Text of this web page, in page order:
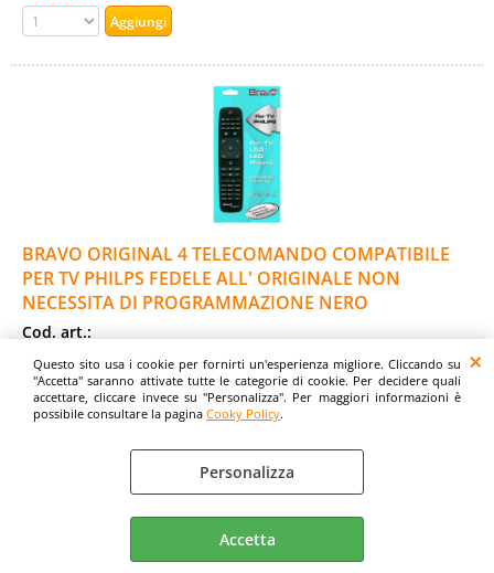
Questo sito usa i cookie per fornirti un'esperienza migliore. Cliccando su
"Accetta" saranno attivate tutte le categorie di cookie. Per decidere quali
accettare, cliccare invece su "Personalizza". Per maggiori informazioni è
possibile consultare la pagina Cooky Policy.
Personalizza
Accetta
BRAVO ORIGINAL 4 TELECOMANDO COMPATIBILE
PER TV PHILPS FEDELE ALL' ORIGINALE NON
NECESSITA DI PROGRAMMAZIONE NERO
Cod. art.:
504058
Marca:
BRAVO